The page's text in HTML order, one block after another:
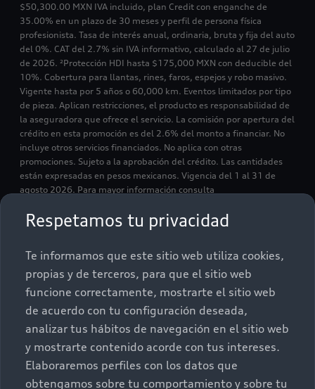
Respetamos tu privacidad
Te informamos que este sitio web utiliza cookies,
propias y de terceros, para que el sitio web
funcione correctamente, mostrarte el sitio web
de acuerdo con tu configuración deseada,
analizar tus hábitos de navegación en el sitio web
y mostrarte contenido acorde con tus intereses.
Elaboraremos perfiles con los datos que
obtengamos sobre tu comportamiento y sobre tu
$50,300.00 MXN IVA incluido, plan Credit con enganche de
35.00% en un plazo de 30 meses y perfil de persona física
profesionista. Tasa de interés anual, ordinaria, bruta y fija del auto
del 0%. CAT del 2.7% sin IVA informativo, calculado al 27 de julio
de 2026. ²Protección HDI hasta $175,000 MXN con deducible del
10%. Cobertura para llantas, rines, faros, espejos y robo masivo.
Vigente hasta por 5 años o 60,000 km. Eventos limitados por tipo
de pieza. Aplican restricciones, el producto es responsabilidad de
la aseguradora que ofrece el servicio. La comisión por apertura del
crédito en esta promoción es del 2.6% del monto a financiar. No
incluye otros servicios financiados. No aplica con otras
promociones. Sujeto a la aprobación del crédito. Las cantidades
están expresadas en pesos mexicanos. Vigencia del 1 al 31 de
agosto 2026. Para mayor información consulta
automotriz/promociones/audi.html
Los impuestos pueden variar conforme a la normativa aplicable
región geográfica. Para mayor información se recomienda
consultar a tu Distribuidor autorizado Audi en la República
Mexicana. Existencia de modelos sujeta a disponibilidad.